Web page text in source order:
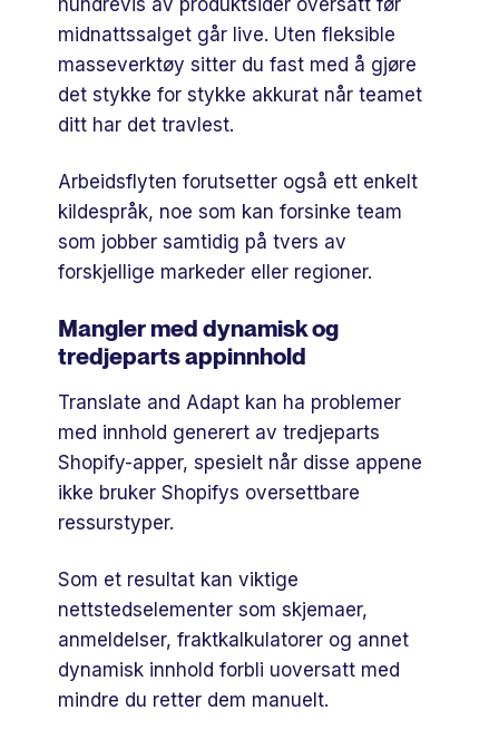
midnattssalget går live. Uten fleksible
masseverktøy sitter du fast med å gjøre
det stykke for stykke akkurat når teamet
ditt har det travlest.
Arbeidsflyten forutsetter også ett enkelt
kildespråk, noe som kan forsinke team
som jobber samtidig på tvers av
forskjellige markeder eller regioner.
Mangler med dynamisk og
tredjeparts appinnhold
Translate and Adapt kan ha problemer
med innhold generert av tredjeparts
Shopify-apper, spesielt når disse appene
ikke bruker Shopifys oversettbare
ressurstyper.
Som et resultat kan viktige
nettstedselementer som skjemaer,
anmeldelser, fraktkalkulatorer og annet
dynamisk innhold forbli uoversatt med
mindre du retter dem manuelt.